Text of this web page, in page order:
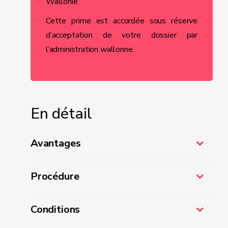
Cette prime est accordée sous réserve
d’acceptation de votre dossier par
l’administration wallonne.
En détail
Avantages
Procédure
Conditions